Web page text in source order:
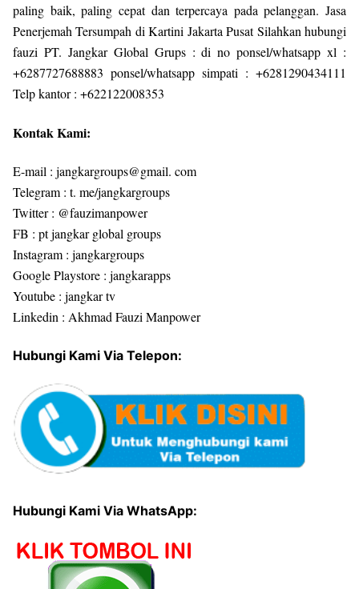
paling baik, paling cepat dan terpercaya pada pelanggan. Jasa
Penerjemah Tersumpah di Kartini Jakarta Pusat Silahkan hubungi
fauzi PT. Jangkar Global Grups : di no ponsel/whatsapp xl :
+6287727688883 ponsel/whatsapp simpati : +6281290434111
Telp kantor : +622122008353
Kontak Kami:
E-mail : jangkargroups@gmail. com
Telegram : t. me/jangkargroups
Twitter : @fauzimanpower
FB : pt jangkar global groups
Instagram : jangkargroups
Google Playstore : jangkarapps
Youtube : jangkar tv
Linkedin : Akhmad Fauzi Manpower
Hubungi Kami Via Telepon:
Hubungi Kami Via WhatsApp: